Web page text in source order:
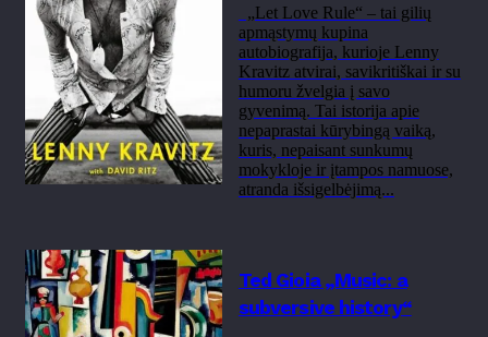
„Let Love Rule“ – tai gilių
apmąstymų kupina
autobiografija, kurioje Lenny
Kravitz atvirai, savikritiškai ir su
humoru žvelgia į savo
gyvenimą. Tai istorija apie
nepaprastai kūrybingą vaiką,
kuris, nepaisant sunkumų
mokykloje ir įtampos namuose,
atranda išsigelbėjimą...
Ted Gioia „Music: a
subversive history“